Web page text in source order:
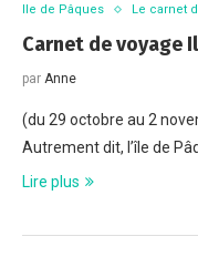
Ile de Pâques Le carnet
Carnet de voyage
par Anne
(du 29 octobre au 2
Autrement dit, l’île de
Lire plus